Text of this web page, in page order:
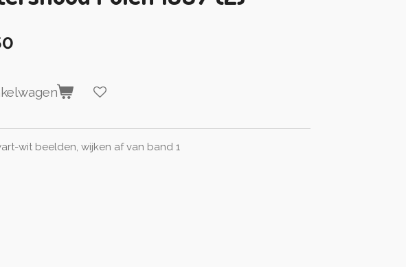
wit beelden, wijken af van band 1